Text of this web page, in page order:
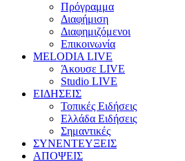
Πρόγραμμα
Διαφήμιση
Διαφημιζόμενοι
Επικοινωνία
MELODIA LIVE
Άκουσε LIVE
Studio LIVE
ΕΙΔΗΣΕΙΣ
Τοπικές Ειδήσεις
Ελλάδα Ειδήσεις
Σημαντικές
ΣΥΝΕΝΤΕΥΞΕΙΣ
ΑΠΟΨΕΙΣ